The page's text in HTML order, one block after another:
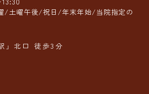
/土曜午後/祝日/年末年始/当院指定の
」北口 徒歩3分